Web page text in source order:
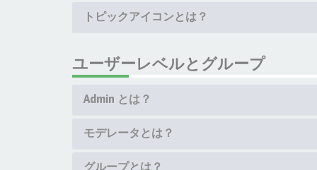
トピックアイコンとは？
ユーザーレベルとグループ
Admin とは？
モデレータとは？
グループとは？